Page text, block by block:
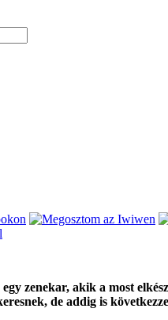
zenekar, akik a most
de addig is